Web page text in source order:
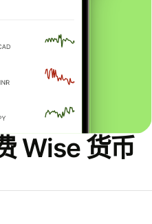
Wise 货币